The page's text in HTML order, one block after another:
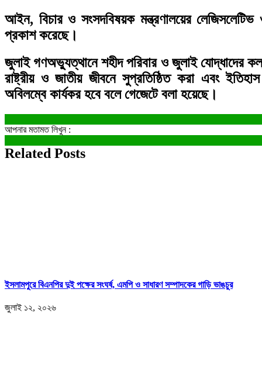
আইন, বিচার ও সংসদবিষয়ক মন্ত্রণালয়ের
প্রকাশ করেছে।
জুলাই গণঅভ্যুত্থানে শহীদ পরিবার ও জুলাই যোদ্ধাদের
রাষ্ট্রীয় ও জাতীয় জীবনে সুপ্রতিষ্ঠিত করা এবং
অবিলম্বে কার্যকর হবে বলে গেজেটে বলা হয়েছে।
আপনার মতামত লিখুন :
Related Posts
ইসলামপুরে বিএনপির দুই পক্ষের সংঘর্ষ, এমপি ও সাধারণ সম্পাদকের গাড়ি ভাঙচুর
জুলাই ১২, ২০২৬